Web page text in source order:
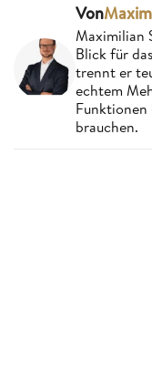
Von
Maximilian
Blick für
trennt er
echtem
Funktionen
brauchen.